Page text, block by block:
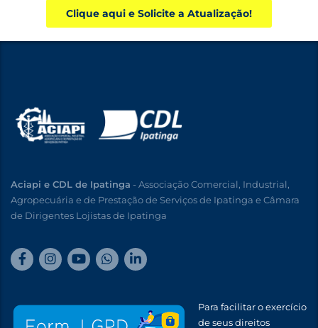
Clique aqui e Solicite a Atualização!
Aciapi e CDL de Ipatinga - Associação Comercial, Industrial,
Agropecuária e de Prestação de Serviços de Ipatinga e Câmara
de Dirigentes Lojistas de Ipatinga
Para facilitar o exercício
de seus direitos